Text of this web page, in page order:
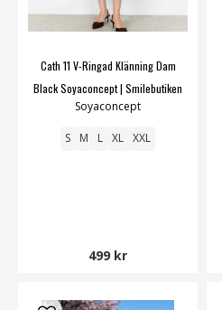
Cath 11 V-Ringad Klänning Dam
Black Soyaconcept | Smilebutiken
Soyaconcept
S M L XL XXL
499 kr